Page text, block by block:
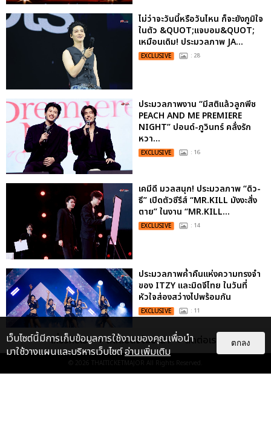
ไม่ว่าจะวันนี้หรือวันไหน ก็จะยังภูมิใจ
ในตัว &QUOT;แจบอม&QUOT;
เหมือนเดิม! ประมวลภาพ JA...
EXCLUSIVE : 28
ประมวลภาพงาน “มีสติแล้วลูกพีช
PEACH AND ME PREMIERE
NIGHT” ปอนด์-ภูวินทร์ คลั่งรัก
หวา...
EXCLUSIVE : 16
เคมีดี มวลสนุก! ประมวลภาพ “ดิว-
ธี” เปิดตัวซีรีส์ “MR.KILL มังงะสั่ง
ตาย” ในงาน “MR.KILL...
EXCLUSIVE : 14
ประมวลภาพค่ำคืนแห่งความทรงจำ
ของ ITZY และมิดจีไทย ในวันที่
หัวใจส่องสว่างไปพร้อมกัน
EXCLUSIVE : 11
เกี่ยวกับเรา ติดต่อลงโฆษณา ติดต่อเรา
© 2026 THAITICKETMAJOR All Rights Reserved.
เว็บไซต์นี้มีการเก็บข้อมูลการใช้งานของคุณเพื่อนำ
มาใช้วางแผนและบริหารเว็บไซต์อ่านเพิ่มเติม
ตกลง